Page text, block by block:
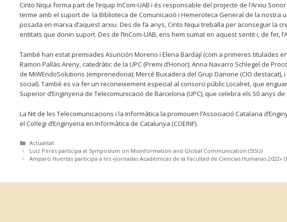
Cinto Niqui forma part de l’equip InCom-UAB i és responsable del projecte de l’Arxiu
terme amb el suport de la Biblioteca de Comunicació i Hemeroteca General de la nostra
posada en marxa d’aquest arxiu. Des de fa anys, Cinto Niqui treballa per aconseguir la
entitats que donin suport. Des de l’InCom-UAB, ens hem sumat en aquest sentit i, de fet,
També han estat premiades Asunción Moreno i Elena Bardají (com a primeres titulades
Ramon Pallàs Areny, catedràtic de la UPC (Premi d’Honor); Anna Navarro Schlegel de
de MiWEndoSolutions (emprenedoria); Mercè Buxadera del Grup Danone (CIO
social). També es va fer un reconeixement especial al consorci públic Localret, que
Superior d’Enginyeria de Telecomunicació de Barcelona (UPC), que celebra els 50 anys
La Nit de les Telecomunicacions i la Informàtica la promouen l’Associació Catalana
el Col·legi d’Enginyeria en Informàtica de Catalunya (COEINF).
Categories
Actualitat
Luiz Peres participa al Symposium on Misinformation and Global Communication (SISU)
Amparo Huertas participa a les «Jornadas Académicas de la Facultad de Ciencias Humanas